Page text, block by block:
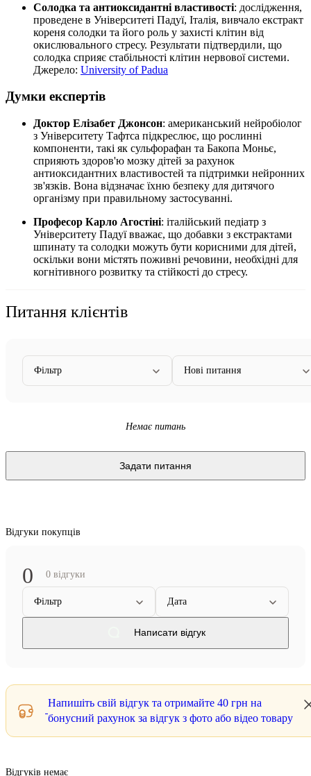
Солодка та антиоксидантні властивості: дослідження,
проведене в Університеті Падуї, Італія, вивчало екстракт
кореня солодки та його роль у захисті клітин від
окислювального стресу. Результати підтвердили, що
солодка сприяє стабільності клітин нервової системи.
Джерело: University of Padua
Думки експертів
Доктор Елізабет Джонсон: американський нейробіолог
з Університету Тафтса підкреслює, що рослинні
компоненти, такі як сульфорафан та Бакопа Моньє,
сприяють здоров'ю мозку дітей за рахунок
антиоксидантних властивостей та підтримки нейронних
зв'язків. Вона відзначає їхню безпеку для дитячого
організму при правильному застосуванні.
Професор Карло Агостіні: італійський педіатр з
Університету Падуї вважає, що добавки з екстрактами
шпинату та солодки можуть бути корисними для дітей,
оскільки вони містять поживні речовини, необхідні для
когнітивного розвитку та стійкості до стресу.
Питання клієнтів
Фільтр Нові питання
Немає питань
Задати питання
Відгуки покупців
0 0 відгуки
Фільтр Дата
Написати відгук
Напишіть свій відгук та отримайте 40 грн на
бонусний рахунок за відгук з фото або відео товару
Відгуків немає